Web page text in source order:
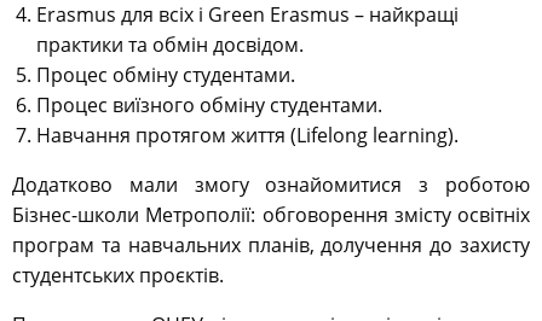
Erasmus для всіх і Green Erasmus – найкращі
практики та обмін досвідом.
Процес обміну студентами.
Процес виїзного обміну студентами.
Навчання протягом життя (Lifelong learning).
Додатково мали змогу ознайомитися з роботою
Бізнес-школи Метрополії: обговорення змісту освітніх
програм та навчальних планів, долучення до захисту
студентських проєктів.